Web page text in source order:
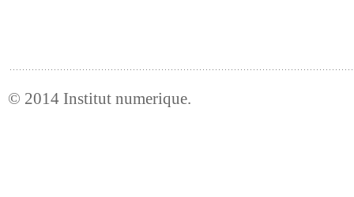
© 2014 Institut numerique.